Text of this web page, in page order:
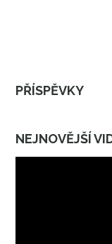
PŘÍSPĚVKY
NEJNOVĚJŠÍ